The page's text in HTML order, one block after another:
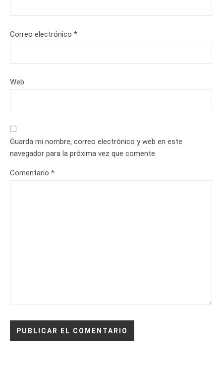
Correo electrónico *
Web
Guarda mi nombre, correo electrónico y web en este
navegador para la próxima vez que comente.
Comentario *